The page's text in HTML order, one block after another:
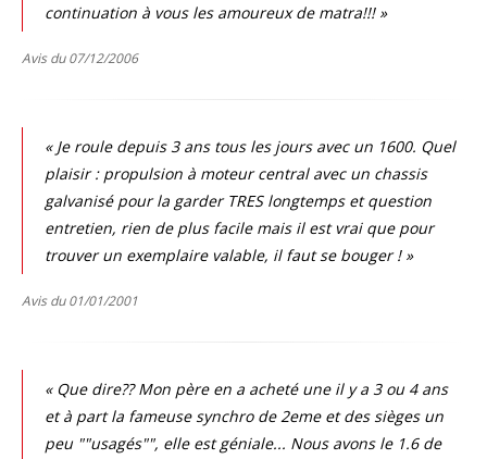
continuation à vous les amoureux de matra!!! »
Avis du 07/12/2006
« Je roule depuis 3 ans tous les jours avec un 1600. Quel
plaisir : propulsion à moteur central avec un chassis
galvanisé pour la garder TRES longtemps et question
entretien, rien de plus facile mais il est vrai que pour
trouver un exemplaire valable, il faut se bouger ! »
Avis du 01/01/2001
« Que dire?? Mon père en a acheté une il y a 3 ou 4 ans
et à part la fameuse synchro de 2eme et des sièges un
peu ""usagés"", elle est géniale... Nous avons le 1.6 de